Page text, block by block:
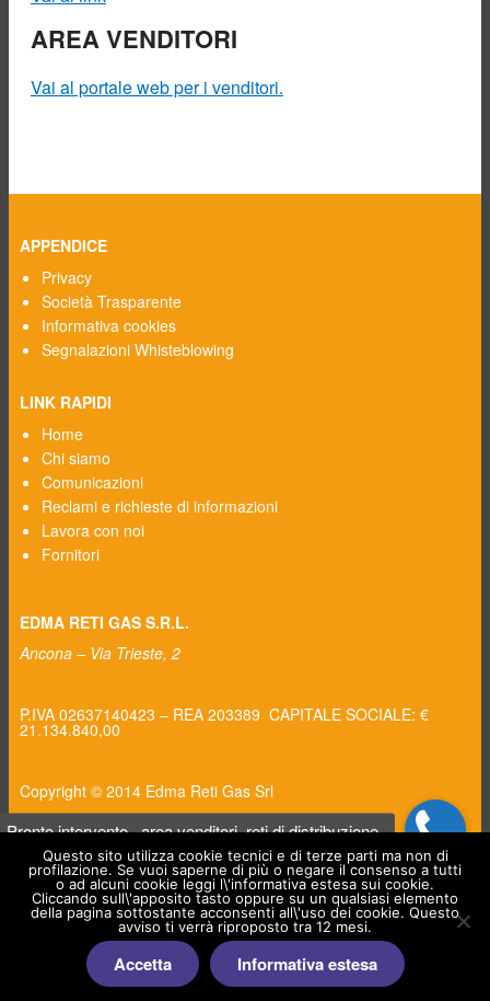
AREA VENDITORI
Vai al portale web per i venditori.
APPENDICE
Privacy
Società Trasparente
Informativa cookies
Segnalazioni Whisteblowing
LINK RAPIDI
Home
Chi siamo
Comunicazioni
Reclami e richieste di informazioni
Lavora con noi
Fornitori
EDMA RETI GAS S.R.L.
Ancona – Via Trieste, 2
P.IVA 02637140423 – REA 203389 CAPITALE SOCIALE: €
21.134.840,00
Copyright © 2014 Edma Reti Gas Srl
Questo sito utilizza cookie tecnici e di terze parti ma non di
profilazione. Se vuoi saperne di più o negare il consenso a tutti
o ad alcuni cookie leggi l\'informativa estesa sui cookie.
Cliccando sull\'apposito tasto oppure su un qualsiasi elemento
della pagina sottostante acconsenti all\'uso dei cookie. Questo
avviso ti verrà riproposto tra 12 mesi.
Accetta Informativa estesa